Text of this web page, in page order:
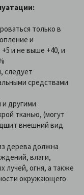
только в
и
и не выше +40, и
следует
средствами
другими
тканью, (могут
внешний вид
дерева должна
влаги,
лучей, огня, а также
окружающего